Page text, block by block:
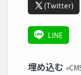
(Twitter)
LINE
埋め込む